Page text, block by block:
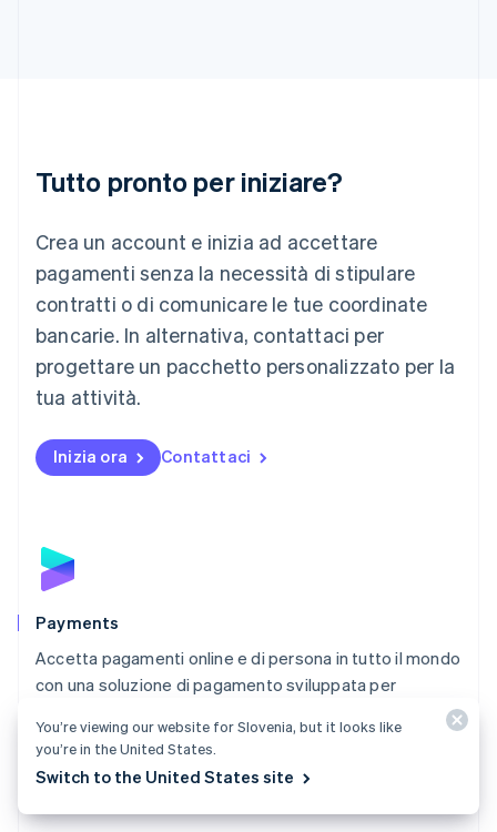
Tutto pronto per iniziare?
Crea un account e inizia ad accettare
pagamenti senza la necessità di stipulare
contratti o di comunicare le tue coordinate
bancarie. In alternativa, contattaci per
progettare un pacchetto personalizzato per la
tua attività.
Inizia ora Contattaci
Payments
Accetta pagamenti online e di persona in tutto il mondo
con una soluzione di pagamento sviluppata per
Scopri Payments
Lituania
Lussemburgo
Deutsch English
Malaysia
English 简体中文
Malta
Messico
EspañolEnglish
English
Nuova Zelanda
Polonia
English
Português
English简体中文
Regno Unito
Repubblica Ceca
English
Romania
You’re viewing our website for Slovenia, but it looks like
you’re in the United States.
Switch to the United States site